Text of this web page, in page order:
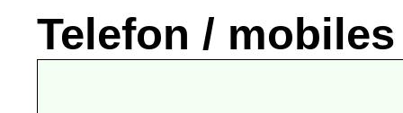
Telefon /